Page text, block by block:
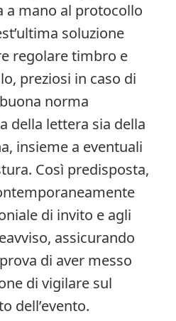
a mano al protocollo
soluzione
regolare timbro e
preziosi in caso di
norma
della lettera sia della
insieme a eventuali
Così predisposta,
di invito e agli
assicurando
di aver messo
di vigilare sul
dell’evento.